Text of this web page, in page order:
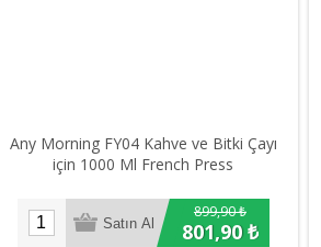
Any Morning FY04 Kahve ve Bitki Çayı
için 1000 Ml French Press
899,90 ₺
801,90 ₺